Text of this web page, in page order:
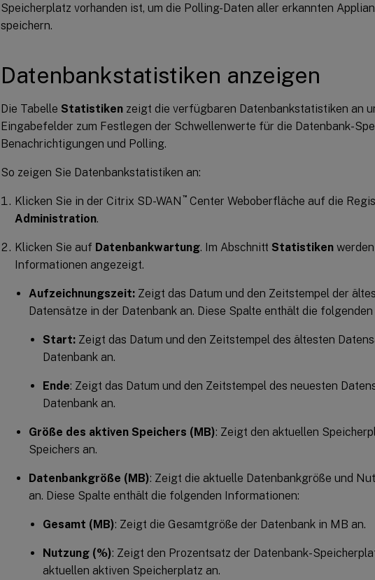
Speicherplatz vorhanden ist, um die Polling-Daten aller erkannten
speichern.
Datenbankstatistiken anzeigen
Die Tabelle Statistiken zeigt die verfügbaren Datenbankstatistiken an
Eingabefelder zum Festlegen der Schwellenwerte für die Datenbank-
Benachrichtigungen und Polling.
So zeigen Sie Datenbankstatistiken an:
Klicken Sie in der Citrix SD-WAN ™
Center Weboberfläche auf die
Administration.
Klicken Sie auf Datenbankwartung. Im Abschnitt Statistiken
Informationen angezeigt.
Aufzeichnungszeit: Zeigt das Datum und den Zeitstempel der
Datensätze in der Datenbank an. Diese Spalte enthält die
Start: Zeigt das Datum und den Zeitstempel des ältesten
Datenbank an.
Ende: Zeigt das Datum und den Zeitstempel des neuesten
Datenbank an.
Größe des aktiven Speichers (MB): Zeigt den aktuellen
Speichers an.
Datenbankgröße (MB): Zeigt die aktuelle Datenbankgröße und
an. Diese Spalte enthält die folgenden Informationen:
Gesamt (MB): Zeigt die Gesamtgröße der Datenbank in MB an.
Nutzung (%): Zeigt den Prozentsatz der Datenbank-
aktuellen aktiven Speicherplatz an.